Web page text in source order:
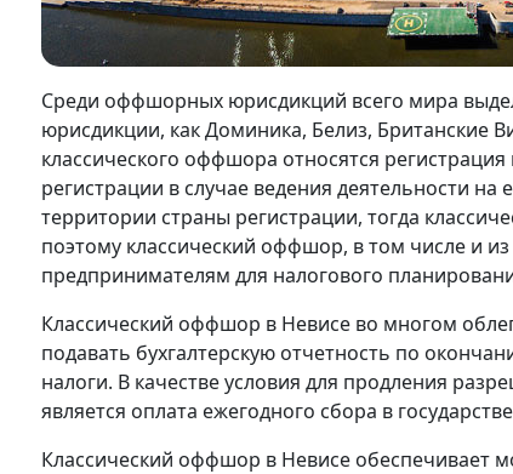
Среди оффшорных юрисдикций всего мира
юрисдикции, как Доминика, Белиз, Британские
классического оффшора относятся
регистрации в случае ведения деятельности на
территории страны регистрации, тогда
поэтому классический оффшор, в том числе и
предпринимателям для налогового
Классический оффшор в Невисе во многом
подавать бухгалтерскую отчетность по
налоги. В качестве условия для продления
является оплата ежегодного сбора в
Классический оффшор в Невисе обеспечивает